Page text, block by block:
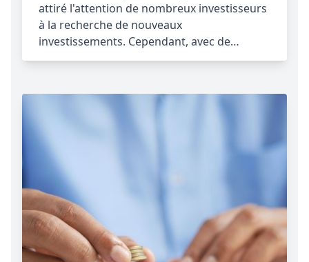
attiré l'attention de nombreux investisseurs
à la recherche de nouveaux
investissements. Cependant, avec de…